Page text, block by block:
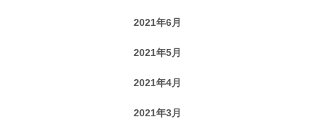
2021年6月
2021年5月
2021年4月
2021年3月